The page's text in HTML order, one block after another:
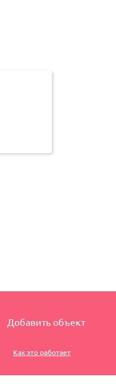
Добавить объект
Как это работает